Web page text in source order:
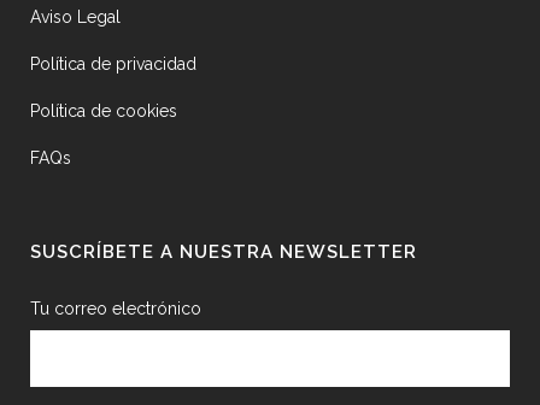
Aviso Legal
Política de privacidad
Política de cookies
FAQs
SUSCRÍBETE A NUESTRA NEWSLETTER
Tu correo electrónico